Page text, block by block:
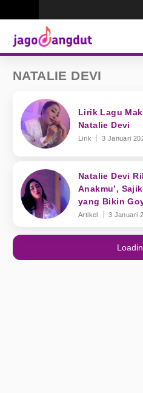
NATALIE DEVI
Lirik Lagu
Natalie Devi
Lirik 3 Januari
Natalie Devi
Anakmu’,
yang Bikin
Artikel 3 Januari